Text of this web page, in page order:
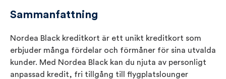
Sammanfattning
Nordea Black kreditkort är ett unikt kreditkort som
erbjuder många fördelar och förmåner för sina utvalda
kunder. Med Nordea Black kan du njuta av personligt
anpassad kredit, fri tillgång till flygplatslounger